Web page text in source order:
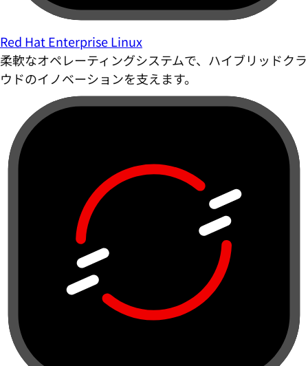
Red Hat Enterprise Linux
柔軟なオペレーティングシステムで、ハイブリッドクラ
ウドのイノベーションを支えます。